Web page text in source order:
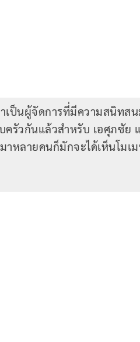
เป็นผู้จัดการที่มีความสนิทส
ครัวกันแล้วสำหรับ เอศุภชัย
าหลายคนก็มักจะได้เห็นโม